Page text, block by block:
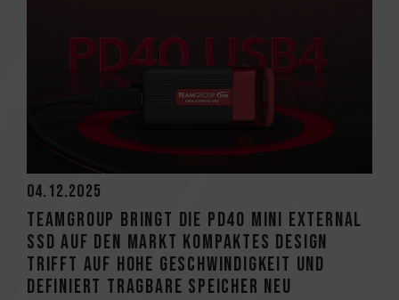
04.12.2025
TEAMGROUP bringt die PD40 Mini External
SSD auf den Markt Kompaktes Design
trifft auf hohe Geschwindigkeit und
definiert tragbare Speicher neu